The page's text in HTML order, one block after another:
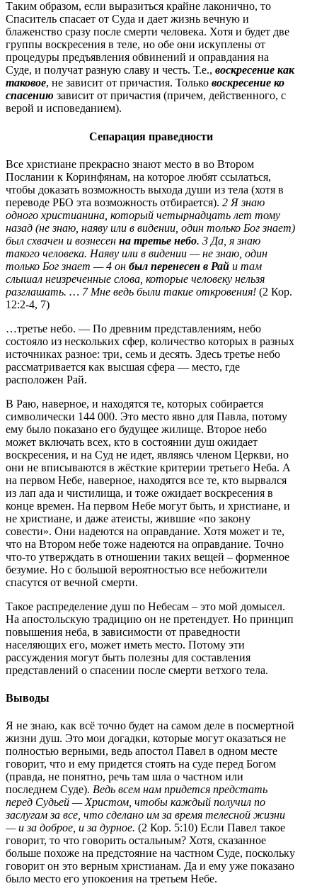
Таким образом, если выразиться крайне лаконично, то
Спаситель спасает от Суда и дает жизнь вечную и
блаженство сразу после смерти человека. Хотя и будет две
группы воскресения в теле, но обе они искуплены от
процедуры предъявления обвинений и оправдания на
Суде, и получат разную славу и честь. Т.е., воскресение как
таковое, не зависит от причастия. Только воскресение ко
спасению зависит от причастия (причем, действенного, с
верой и исповеданием).
Сепарация праведности
Все христиане прекрасно знают место в во Втором
Послании к Коринфянам, на которое любят ссылаться,
чтобы доказать возможность выхода души из тела (хотя в
переводе РБО эта возможность отбирается). 2 Я знаю
одного христианина, который четырнадцать лет тому
назад (не знаю, наяву или в видении, один только Бог знает)
был схвачен и вознесен на третье небо. 3 Да, я знаю
такого человека. Наяву или в видении — не знаю, один
только Бог знает — 4 он был перенесен в Рай и там
слышал неизреченные слова, которые человеку нельзя
разглашать. … 7 Мне ведь были такие откровения! (2 Кор.
12:2-4, 7)
…третье небо. — По древним представлениям, небо
состояло из нескольких сфер, количество которых в разных
источниках разное: три, семь и десять. Здесь третье небо
рассматривается как высшая сфера — место, где
расположен Рай.
В Раю, наверное, и находятся те, которых собирается
символически 144 000. Это место явно для Павла, потому
ему было показано его будущее жилище. Второе небо
может включать всех, кто в состоянии душ ожидает
воскресения, и на Суд не идет, являясь членом Церкви, но
они не вписываются в жёсткие критерии третьего Неба. А
на первом Небе, наверное, находятся все те, кто вырвался
из лап ада и чистилища, и тоже ожидает воскресения в
конце времен. На первом Небе могут быть, и христиане, и
не христиане, и даже атеисты, жившие «по закону
совести». Они надеются на оправдание. Хотя может и те,
что на Втором небе тоже надеются на оправдание. Точно
что-то утверждать в отношении таких вещей – форменное
безумие. Но с большой вероятностью все небожители
спасутся от вечной смерти.
Такое распределение душ по Небесам – это мой домысел.
На апостольскую традицию он не претендует. Но принцип
повышения неба, в зависимости от праведности
населяющих его, может иметь место. Потому эти
рассуждения могут быть полезны для составления
представлений о спасении после смерти ветхого тела.
Выводы
Я не знаю, как всё точно будет на самом деле в посмертной
жизни душ. Это мои догадки, которые могут оказаться не
полностью верными, ведь апостол Павел в одном месте
говорит, что и ему придется стоять на суде перед Богом
(правда, не понятно, речь там шла о частном или
последнем Суде). Ведь всем нам придется предстать
перед Судьей — Христом, чтобы каждый получил по
заслугам за все, что сделано им за время телесной жизни
— и за доброе, и за дурное. (2 Кор. 5:10) Если Павел такое
говорит, то что говорить остальным? Хотя, сказанное
больше похоже на предстояние на частном Суде, поскольку
говорит он это верным христианам. Да и ему уже показано
было место его упокоения на третьем Небе.